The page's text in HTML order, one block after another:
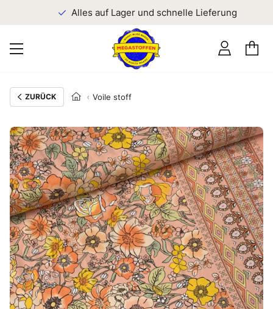
Alles auf Lager und schnelle Lieferung
ZURÜCK Voile stoff